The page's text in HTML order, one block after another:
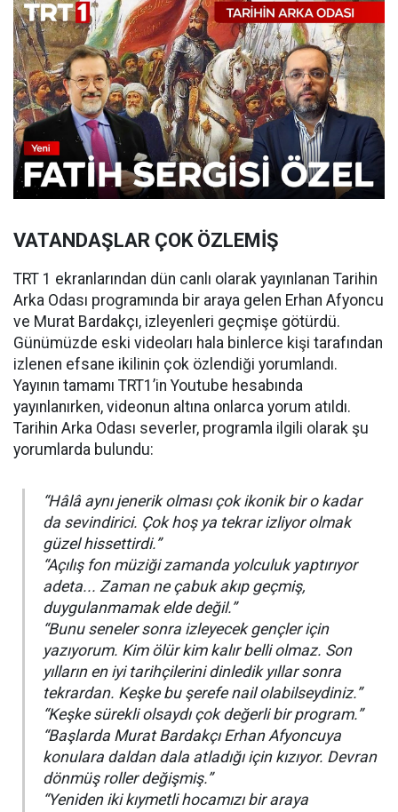
VATANDAŞLAR ÇOK ÖZLEMİŞ
TRT 1 ekranlarından dün canlı olarak yayınlanan Tarihin
Arka Odası programında bir araya gelen Erhan Afyoncu
ve Murat Bardakçı, izleyenleri geçmişe götürdü.
Günümüzde eski videoları hala binlerce kişi tarafından
izlenen efsane ikilinin çok özlendiği yorumlandı.
Yayının tamamı TRT1’in Youtube hesabında
yayınlanırken, videonun altına onlarca yorum atıldı.
Tarihin Arka Odası severler, programla ilgili olarak şu
yorumlarda bulundu:
“Hâlâ aynı jenerik olması çok ikonik bir o kadar
da sevindirici. Çok hoş ya tekrar izliyor olmak
güzel hissettirdi.”
“Açılış fon müziği zamanda yolculuk yaptırıyor
adeta... Zaman ne çabuk akıp geçmiş,
duygulanmamak elde değil.”
“Bunu seneler sonra izleyecek gençler için
yazıyorum. Kim ölür kim kalır belli olmaz. Son
yılların en iyi tarihçilerini dinledik yıllar sonra
tekrardan. Keşke bu şerefe nail olabilseydiniz.”
“Keşke sürekli olsaydı çok değerli bir program.”
“Başlarda Murat Bardakçı Erhan Afyoncuya
konulara daldan dala atladığı için kızıyor. Devran
dönmüş roller değişmiş.”
“Yeniden iki kıymetli hocamızı bir araya